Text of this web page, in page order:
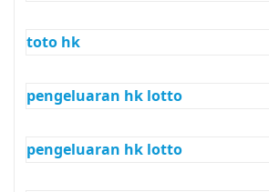
toto hk
pengeluaran hk lotto
pengeluaran hk lotto